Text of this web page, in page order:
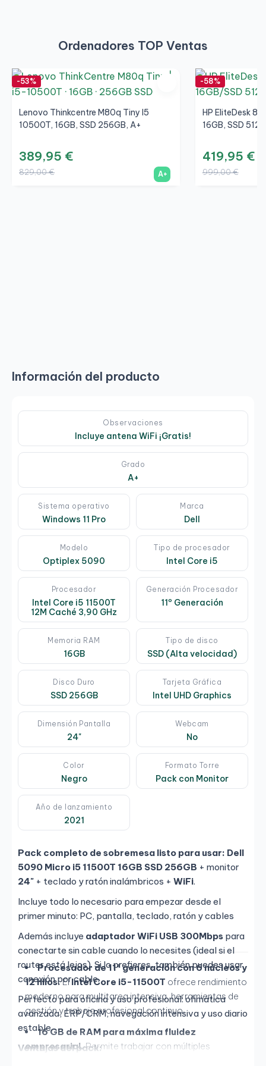
Ordenadores TOP Ventas
-53%
Lenovo Thinkcentre M80q Tiny I5
10500T, 16GB, SSD 256GB, A+
389,95 €
829,00 € A+
-58%
HP EliteDesk
16GB, SSD
419,95 €
999,00 €
Información del producto
Observaciones
Incluye antena WiFi ¡Gratis!
Grado
A+
Sistema operativo
Windows 11 Pro
Marca
Dell
Modelo
Optiplex 5090
Tipo de procesador
Intel Core i5
Procesador
Intel Core i5 11500T
12M Caché 3,90 GHz
Generación Procesador
11º Generación
Memoria RAM
16GB
Tipo de disco
SSD (Alta velocidad)
Disco Duro
SSD 256GB
Tarjeta Gráfica
Intel UHD Graphics
Dimensión Pantalla
24"
Webcam
No
Color
Negro
Formato Torre
Pack con Monitor
Año de lanzamiento
2021
Pack completo de sobremesa listo para usar: Dell
5090 Micro i5 11500T 16GB SSD 256GB + monitor
24" + teclado y ratón inalámbricos + WiFi.
Incluye todo lo necesario para empezar desde el
primer minuto: PC, pantalla, teclado, ratón y cables
Además incluye adaptador WiFi USB 300Mbps para
conectarte sin cable cuando lo necesites (ideal si el
router está lejos). Si lo prefieres, también puedes usar
conexión por cable.
Perfecto para oficina y uso profesional: ofimática
avanzada, ERP/CRM, navegación intensiva y uso diario
estable.
Ventajas del pack:
Procesador de 11ª generación con 6 núcleos y
12 hilos.ElIntel Core i5-11500T ofrece rendimiento
moderno para multitarea intensiva, herramientas de
gestión y trabajo profesional continuo.
16 GB de RAM para máxima fluidez
empresarial.Permite trabajar con múltiples